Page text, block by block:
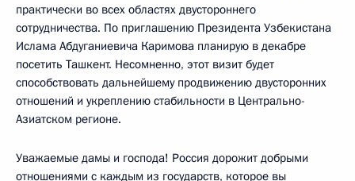
практически во всех областях двустороннего
сотрудничества. По приглашению Президента Узбекистана
Ислама Абдуганиевича Каримова планирую в декабре
посетить Ташкент. Несомненно, этот визит будет
способствовать дальнейшему продвижению двусторонних
отношений и укреплению стабильности в Центрально-
Азиатском регионе.
Уважаемые дамы и господа! Россия дорожит добрыми
отношениями с каждым из государств, которое вы